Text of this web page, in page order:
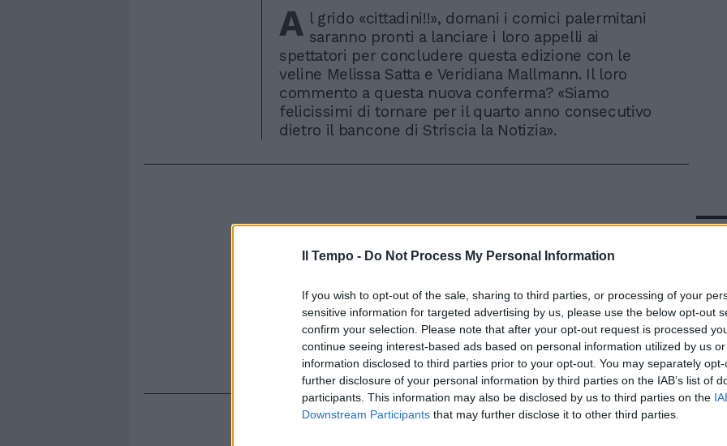
Il Tempo - Do Not Process My Personal Information
If you wish to opt-out of the sale, sharing to third parties, or processing of your
sensitive information for targeted advertising by us, please use the below opt-out
confirm your selection. Please note that after your opt-out request is processed
continue seeing interest-based ads based on personal information utilized by us
information disclosed to third parties prior to your opt-out. You may separately
further disclosure of your personal information by third parties on the IAB’s list of
participants. This information may also be disclosed by us to third parties on the
Downstream Participants that may further disclose it to other third parties.
A l grido «cittadini!!», domani i comici palermitani
saranno pronti a lanciare i loro appelli ai
spettatori per concludere questa edizione con le
veline Melissa Satta e Veridiana Mallmann. Il loro
commento a questa nuova conferma? «Siamo
felicissimi di tornare per il quarto anno consecutivo
dietro il bancone di Striscia la Notizia».
In